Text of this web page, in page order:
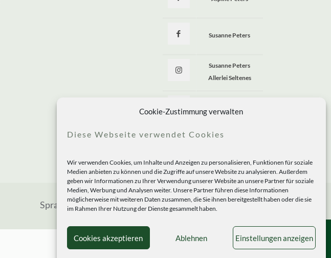
Cookie-Zustimmung verwalten
Diese Webseite verwendet Cookies
Wir verwenden Cookies, um Inhalte und Anzeigen zu personalisieren, Funktionen für soziale
Medien anbieten zu können und die Zugriffe auf unsere Website zu analysieren. Außerdem
geben wir Informationen zu Ihrer Verwendung unserer Website an unsere Partner für soziale
Medien, Werbung und Analysen weiter. Unsere Partner führen diese Informationen
möglicherweise mit weiteren Daten zusammen, die Sie ihnen bereitgestellt haben oder die sie
im Rahmen Ihrer Nutzung der Dienste gesammelt haben.
Cookies akzeptieren Ablehnen Einstellungen anzeigen
Susanne Peters
Susanne Peters
Allerlei Seltenes
Allerlei Seltenes
Sprachen